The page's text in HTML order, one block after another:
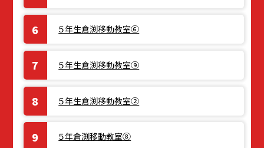
５年生倉渕移動教室⑥
５年生倉渕移動教室⑨
５年生倉渕移動教室②
５年倉渕移動教室⑧